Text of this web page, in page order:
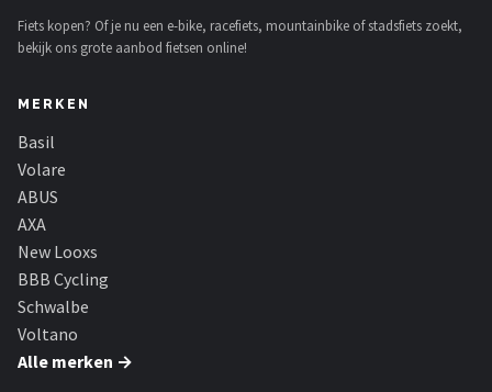
Fiets kopen? Of je nu een e-bike, racefiets, mountainbike of stadsfiets zoekt,
bekijk ons grote aanbod fietsen online!
MERKEN
Basil
Volare
ABUS
AXA
New Looxs
BBB Cycling
Schwalbe
Voltano
Alle merken →